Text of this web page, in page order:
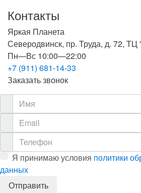
Контакты
Яркая Планета
Северодвинск, пр. Труда, д. 72,
Пн—Вс 10:00—22:00
+7 (911) 681-14-33
Заказать звонок
Я принимаю условия политики
данных